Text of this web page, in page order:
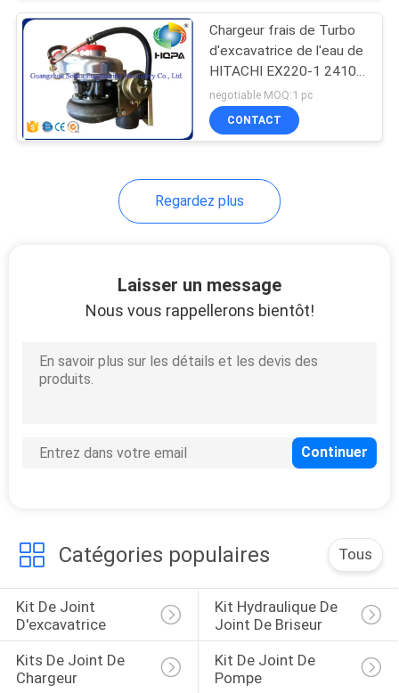
Joint de flottement
Kit de joint de valve
Kit commun central
de joint
Chargeur frais de Turbo
d'excavatrice de l'eau de
HITACHI EX220-1 24100
– 16900/24100-1860
negotiable MOQ:1 pc
CONTACT
Regardez plus
Laisser un message
Nous vous rappellerons bientôt!
Catégories populaires Tous
Kit De Joint
D'excavatrice
Kit Hydraulique De
Joint De Briseur
Kits De Joint De
Chargeur
Kit De Joint De
Pompe